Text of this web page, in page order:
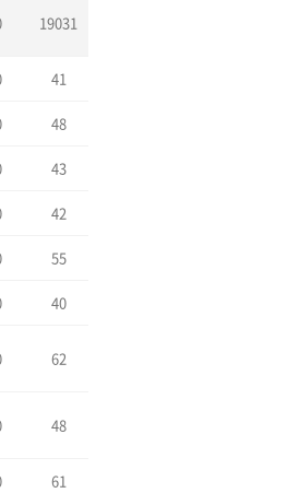
19031
41
48
43
42
55
40
62
48
61